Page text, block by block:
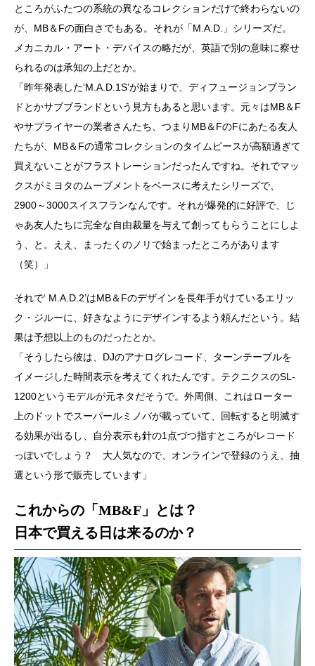
ところがふたつの系統の異なるコレクションだけで終わらないの
が、MB＆Fの面白さでもある。それが「M.A.D.」シリーズだ。
メカニカル・アート・デバイスの略だが、英語で別の意味に察せ
られるのは承知の上だとか。
「昨年発表した‘M.A.D.1S’が始まりで、ディフュージョンブラン
ドとかサブブランドという見方もあると思います。元々はMB＆F
やサプライヤーの業者さんたち、つまりMB＆FのFにあたる友人
たちが、MB＆Fの通常コレクションのタイムピースが高額過ぎて
買えないことがフラストレーションだったんですね。それでマッ
クスがミヨタのムーブメントをベースに考えたシリーズで、
2900～3000スイスフランなんです。それが爆発的に好評で、じ
ゃあ友人たちに完全な自由裁量を与えて創ってもらうことにしよ
う、と。ええ、まったくのノリで始まったところがあります
（笑）」
それで‘ M.A.D.2’はMB＆Fのデザインを長年手がけているエリッ
ク・ジルーに、好きなようにデザインするよう頼んだという。結
果は予想以上のものだったとか。
「そうしたら彼は、DJのアナログレコード、ターンテーブルを
イメージした時間表示を考えてくれたんです。テクニクスのSL-
1200というモデルが元ネタだそうで。外周側、これはローター
上のドットでスーパールミノバが載っていて、回転すると明滅す
る効果が出るし、自分表示も針の1点づつ指すところがレコード
っぽいでしょう？ 大人気なので、オンラインで登録のうえ、抽
選という形で販売しています」
これからの「MB&F」とは？
日本で買える日は来るのか？